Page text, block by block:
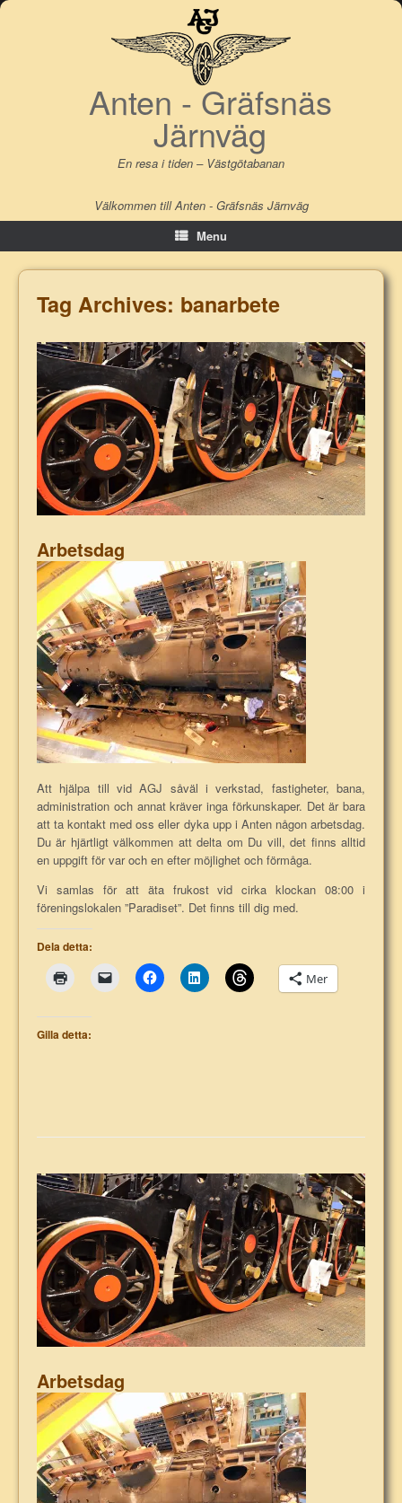
Skip
Anten - Gräfsnäs
Järnväg
En resa i tiden – Västgötabanan
Välkommen till Anten - Gräfsnäs Järnväg
Menu
Tag Archives: banarbete
Arbetsdag
Att hjälpa till vid AGJ såväl i verkstad, fastigheter, bana,
administration och annat kräver inga förkunskaper. Det är bara
att ta kontakt med oss eller dyka upp i Anten någon arbetsdag.
Du är hjärtligt välkommen att delta om Du vill, det finns alltid
en uppgift för var och en efter möjlighet och förmåga.
Vi samlas för att äta frukost vid cirka klockan 08:00 i
föreningslokalen ”Paradiset”. Det finns till dig med.
Dela detta:
Mer
Gilla detta:
Arbetsdag